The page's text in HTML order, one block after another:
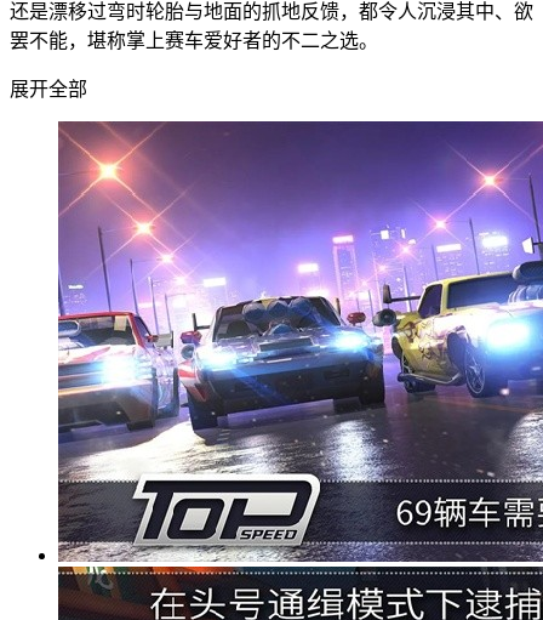
还是漂移过弯时轮胎与地面的抓地反馈，都令人沉浸其中、欲
罢不能，堪称掌上赛车爱好者的不二之选。
展开全部